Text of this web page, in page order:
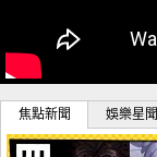
焦點新聞 娛樂星聞